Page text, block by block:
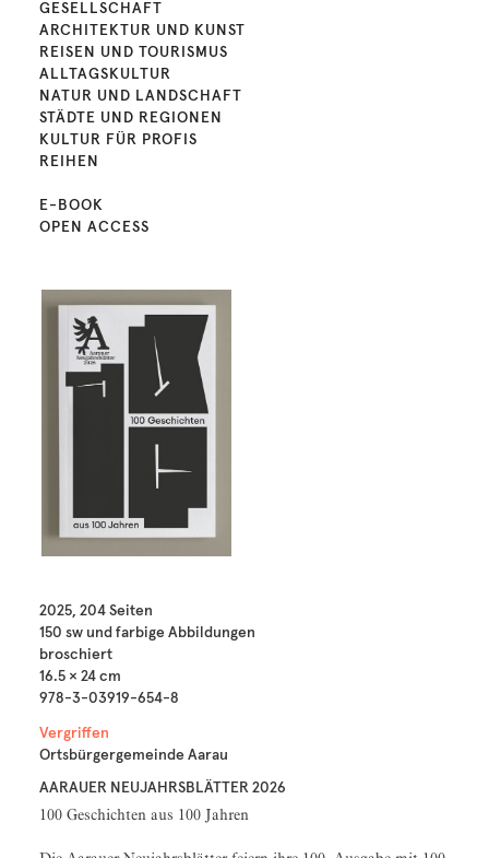
GESELLSCHAFT
ARCHITEKTUR UND KUNST
REISEN UND TOURISMUS
ALLTAGSKULTUR
NATUR UND LANDSCHAFT
STÄDTE UND REGIONEN
KULTUR FÜR PROFIS
REIHEN
E-BOOK
OPEN ACCESS
2025, 204 Seiten
150 sw und farbige Abbildungen
broschiert
16.5 × 24 cm
978-3-03919-654-8
Vergriffen
Ortsbürgergemeinde Aarau
AARAUER NEUJAHRSBLÄTTER 2026
100 Geschichten aus 100 Jahren